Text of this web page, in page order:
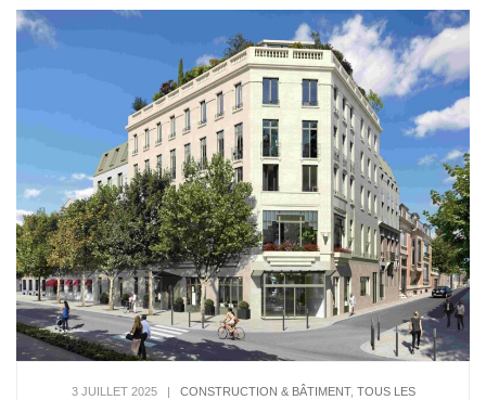
3 JUILLET 2025| CONSTRUCTION & BÂTIMENT, TOUS LES